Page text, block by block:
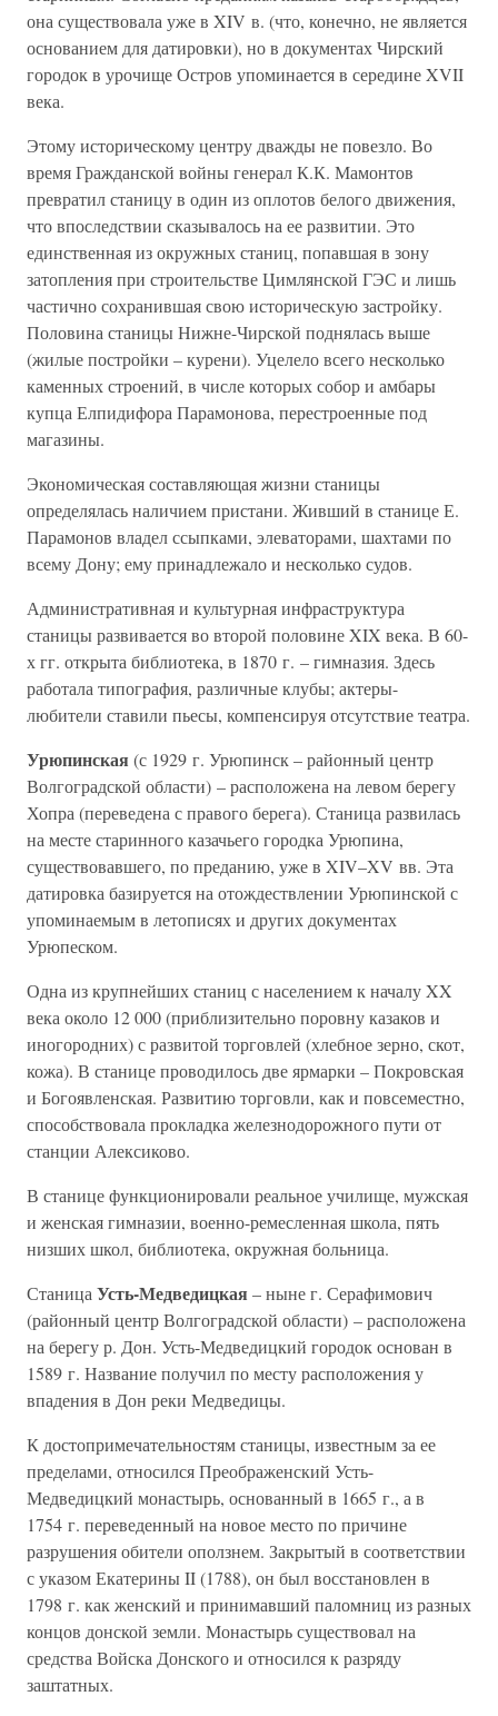
она существовала уже в XIV в. (что, конечно, не является
основанием для датировки), но в документах Чирский
городок в урочище Остров упоминается в середине XVII
века.
Этому историческому центру дважды не повезло. Во
время Гражданской войны генерал К.К. Мамонтов
превратил станицу в один из оплотов белого движения,
что впоследствии сказывалось на ее развитии. Это
единственная из окружных станиц, попавшая в зону
затопления при строительстве Цимлянской ГЭС и лишь
частично сохранившая свою историческую застройку.
Половина станицы Нижне-Чирской поднялась выше
(жилые постройки – курени). Уцелело всего несколько
каменных строений, в числе которых собор и амбары
купца Елпидифора Парамонова, перестроенные под
магазины.
Экономическая составляющая жизни станицы
определялась наличием пристани. Живший в станице Е.
Парамонов владел ссыпками, элеваторами, шахтами по
всему Дону; ему принадлежало и несколько судов.
Административная и культурная инфраструктура
станицы развивается во второй половине XIX века. В 60-
х гг. открыта библиотека, в 1870 г. – гимназия. Здесь
работала типография, различные клубы; актеры-
любители ставили пьесы, компенсируя отсутствие театра.
Урюпинская (с 1929 г. Урюпинск – районный центр
Волгоградской области) – расположена на левом берегу
Хопра (переведена с правого берега). Станица развилась
на месте старинного казачьего городка Урюпина,
существовавшего, по преданию, уже в XIV–XV вв. Эта
датировка базируется на отождествлении Урюпинской с
упоминаемым в летописях и других документах
Урюпеском.
Одна из крупнейших станиц с населением к началу XX
века около 12 000 (приблизительно поровну казаков и
иногородних) с развитой торговлей (хлебное зерно, скот,
кожа). В станице проводилось две ярмарки – Покровская
и Богоявленская. Развитию торговли, как и повсеместно,
способствовала прокладка железнодорожного пути от
станции Алексиково.
В станице функционировали реальное училище, мужская
и женская гимназии, военно-ремесленная школа, пять
низших школ, библиотека, окружная больница.
Станица Усть-Медведицкая – ныне г. Серафимович
(районный центр Волгоградской области) – расположена
на берегу р. Дон. Усть-Медведицкий городок основан в
1589 г. Название получил по месту расположения у
впадения в Дон реки Медведицы.
К достопримечательностям станицы, известным за ее
пределами, относился Преображенский Усть-
Медведицкий монастырь, основанный в 1665 г., а в
1754 г. переведенный на новое место по причине
разрушения обители оползнем. Закрытый в соответствии
с указом Екатерины II (1788), он был восстановлен в
1798 г. как женский и принимавший паломниц из разных
концов донской земли. Монастырь существовал на
средства Войска Донского и относился к разряду
заштатных.